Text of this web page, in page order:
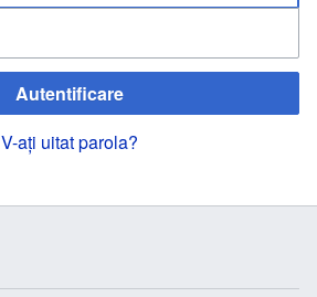
Autentificare
V-ați uitat parola?